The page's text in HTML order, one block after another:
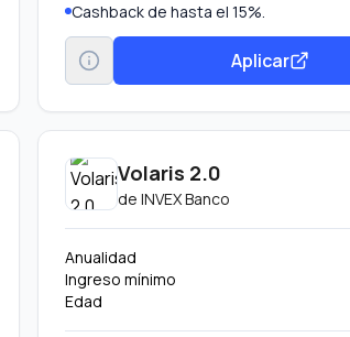
Cashback de hasta el 15%.
Aplicar
Volaris 2.0
de INVEX Banco
Anualidad
Ingreso mínimo
Edad